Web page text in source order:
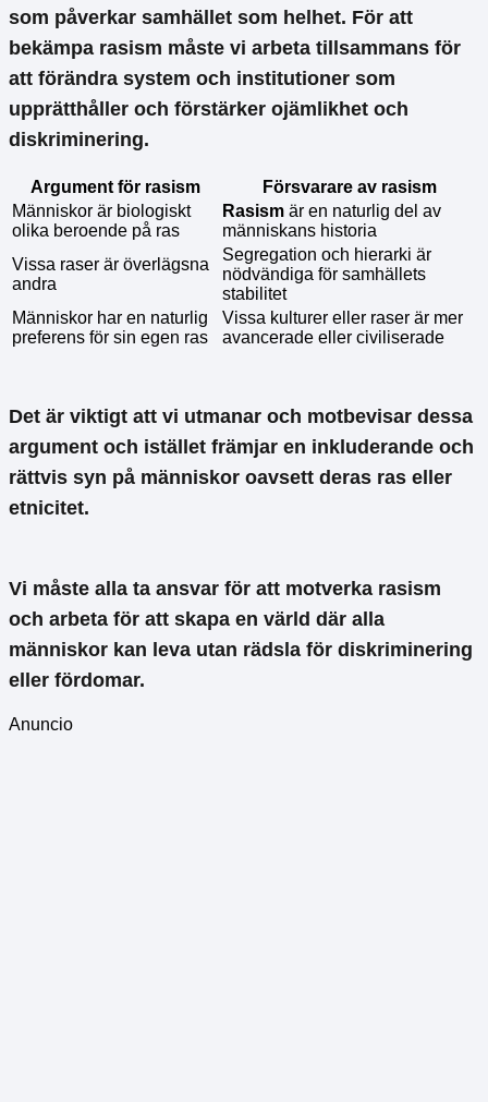
som påverkar samhället som helhet. För att
bekämpa rasism måste vi arbeta tillsammans för
att förändra system och institutioner som
upprätthåller och förstärker ojämlikhet och
diskriminering.
Argument för rasism Försvarare av rasism
Människor är biologiskt
olika beroende på ras
Rasism är en naturlig del av
människans historia
Vissa raser är överlägsna
andra
Segregation och hierarki är
nödvändiga för samhällets
stabilitet
Människor har en naturlig
preferens för sin egen ras
Vissa kulturer eller raser är mer
avancerade eller civiliserade
Det är viktigt att vi utmanar och motbevisar dessa
argument och istället främjar en inkluderande och
rättvis syn på människor oavsett deras ras eller
etnicitet.
Vi måste alla ta ansvar för att motverka rasism
och arbeta för att skapa en värld där alla
människor kan leva utan rädsla för diskriminering
eller fördomar.
Anuncio